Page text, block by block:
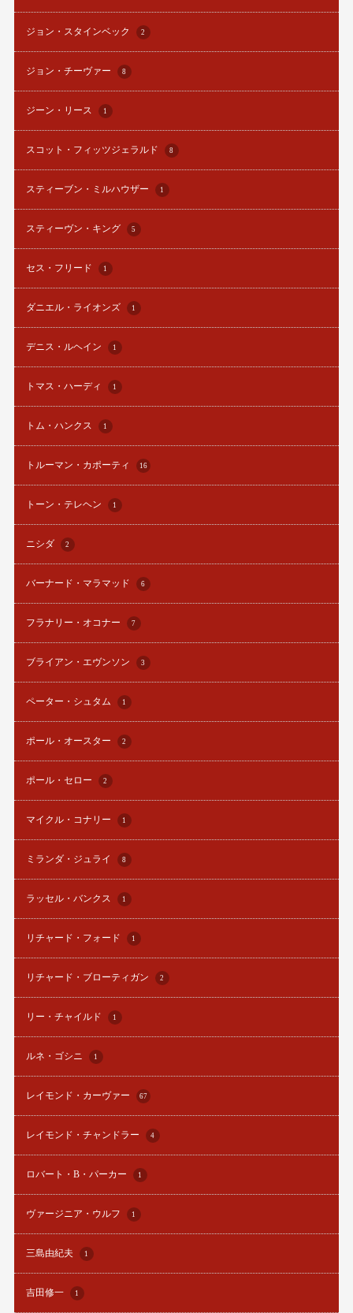
ジョン・スタインベック 2
ジョン・チーヴァー 8
ジーン・リース 1
スコット・フィッツジェラルド 8
スティーブン・ミルハウザー 1
スティーヴン・キング 5
セス・フリード 1
ダニエル・ライオンズ 1
デニス・ルヘイン 1
トマス・ハーディ 1
トム・ハンクス 1
トルーマン・カポーティ 16
トーン・テレヘン 1
ニシダ 2
バーナード・マラマッド 6
フラナリー・オコナー 7
ブライアン・エヴンソン 3
ペーター・シュタム 1
ポール・オースター 2
ポール・セロー 2
マイクル・コナリー 1
ミランダ・ジュライ 8
ラッセル・バンクス 1
リチャード・フォード 1
リチャード・ブローティガン 2
リー・チャイルド 1
ルネ・ゴシニ 1
レイモンド・カーヴァー 67
レイモンド・チャンドラー 4
ロバート・B・パーカー 1
ヴァージニア・ウルフ 1
三島由紀夫 1
吉田修一 1